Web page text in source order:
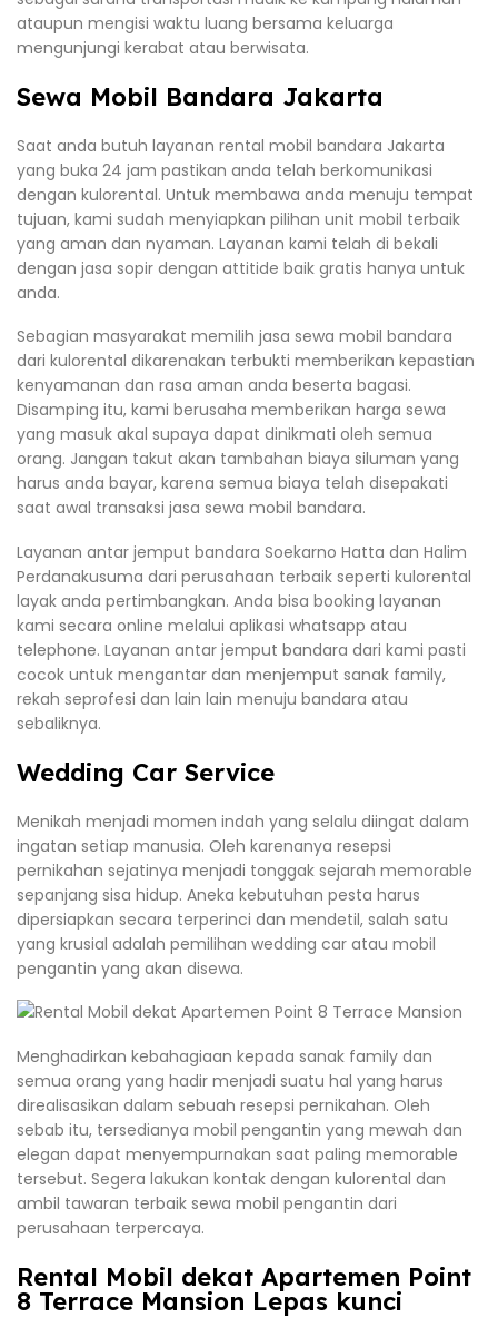
ataupun mengisi waktu luang bersama keluarga
mengunjungi kerabat atau berwisata.
Sewa Mobil Bandara Jakarta
Saat anda butuh layanan rental mobil bandara Jakarta
yang buka 24 jam pastikan anda telah berkomunikasi
dengan kulorental. Untuk membawa anda menuju tempat
tujuan, kami sudah menyiapkan pilihan unit mobil terbaik
yang aman dan nyaman. Layanan kami telah di bekali
dengan jasa sopir dengan attitide baik gratis hanya untuk
anda.
Sebagian masyarakat memilih jasa sewa mobil bandara
dari kulorental dikarenakan terbukti memberikan kepastian
kenyamanan dan rasa aman anda beserta bagasi.
Disamping itu, kami berusaha memberikan harga sewa
yang masuk akal supaya dapat dinikmati oleh semua
orang. Jangan takut akan tambahan biaya siluman yang
harus anda bayar, karena semua biaya telah disepakati
saat awal transaksi jasa sewa mobil bandara.
Layanan antar jemput bandara Soekarno Hatta dan Halim
Perdanakusuma dari perusahaan terbaik seperti kulorental
layak anda pertimbangkan. Anda bisa booking layanan
kami secara online melalui aplikasi whatsapp atau
telephone. Layanan antar jemput bandara dari kami pasti
cocok untuk mengantar dan menjemput sanak family,
rekah seprofesi dan lain lain menuju bandara atau
sebaliknya.
Wedding Car Service
Menikah menjadi momen indah yang selalu diingat dalam
ingatan setiap manusia. Oleh karenanya resepsi
pernikahan sejatinya menjadi tonggak sejarah memorable
sepanjang sisa hidup. Aneka kebutuhan pesta harus
dipersiapkan secara terperinci dan mendetil, salah satu
yang krusial adalah pemilihan wedding car atau mobil
pengantin yang akan disewa.
Menghadirkan kebahagiaan kepada sanak family dan
semua orang yang hadir menjadi suatu hal yang harus
direalisasikan dalam sebuah resepsi pernikahan. Oleh
sebab itu, tersedianya mobil pengantin yang mewah dan
elegan dapat menyempurnakan saat paling memorable
tersebut. Segera lakukan kontak dengan kulorental dan
ambil tawaran terbaik sewa mobil pengantin dari
perusahaan terpercaya.
Rental Mobil dekat Apartemen Point
8 Terrace Mansion Lepas kunci